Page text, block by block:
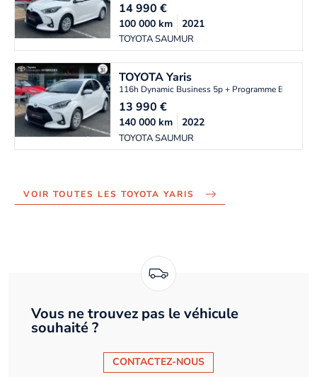
14 990€
TOYOTA SAUMUR
100 000km 2021
TOYOTAYaris
116h Dynamic Business 5p + Programme Beyond
13 990€
TOYOTA SAUMUR
140 000km 2022
VOIR TOUTES LES TOYOTA YARIS
Vous ne trouvez pas le véhicule
souhaité ?
CONTACTEZ-NOUS